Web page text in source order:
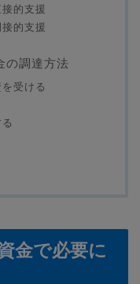
的支援
的支援
の調達方法
受ける
金で必要に